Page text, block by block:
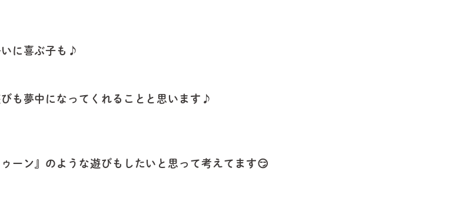
に喜ぶ子も♪
も夢中になってくれることと思います♪
ーン』のような遊びもしたいと思って考えてます😏